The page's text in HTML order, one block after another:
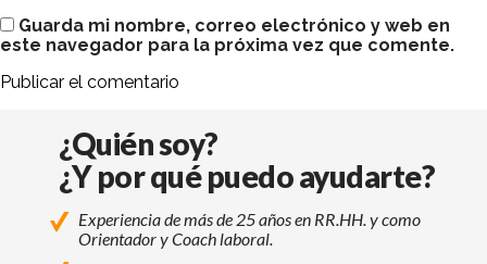
Guarda mi nombre, correo electrónico y web en
este navegador para la próxima vez que comente.
¿Quién soy?
¿Y por qué puedo ayudarte?
Experiencia de más de 25 años en RR.HH. y como
Orientador y Coach laboral.